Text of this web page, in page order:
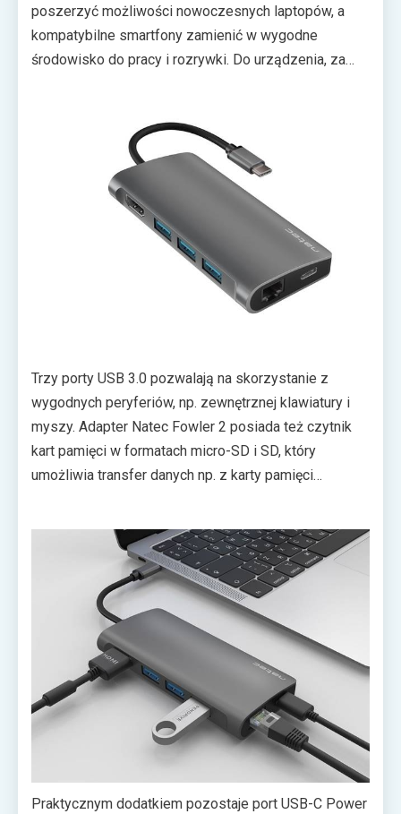
poszerzyć możliwości nowoczesnych laptopów, a
kompatybilne smartfony zamienić w wygodne
środowisko do pracy i rozrywki. Do urządzenia, za
lub pracować na większym ekranie.
Trzy porty USB 3.0 pozwalają na skorzystanie z
wygodnych peryferiów, np. zewnętrznej klawiatury i
myszy. Adapter Natec Fowler 2 posiada też czytnik
kart pamięci w formatach micro-SD i SD, który
umożliwia transfer danych np. z karty pamięci
przy pomocy tradycyjnej skrętki.
Praktycznym dodatkiem pozostaje port USB-C Power